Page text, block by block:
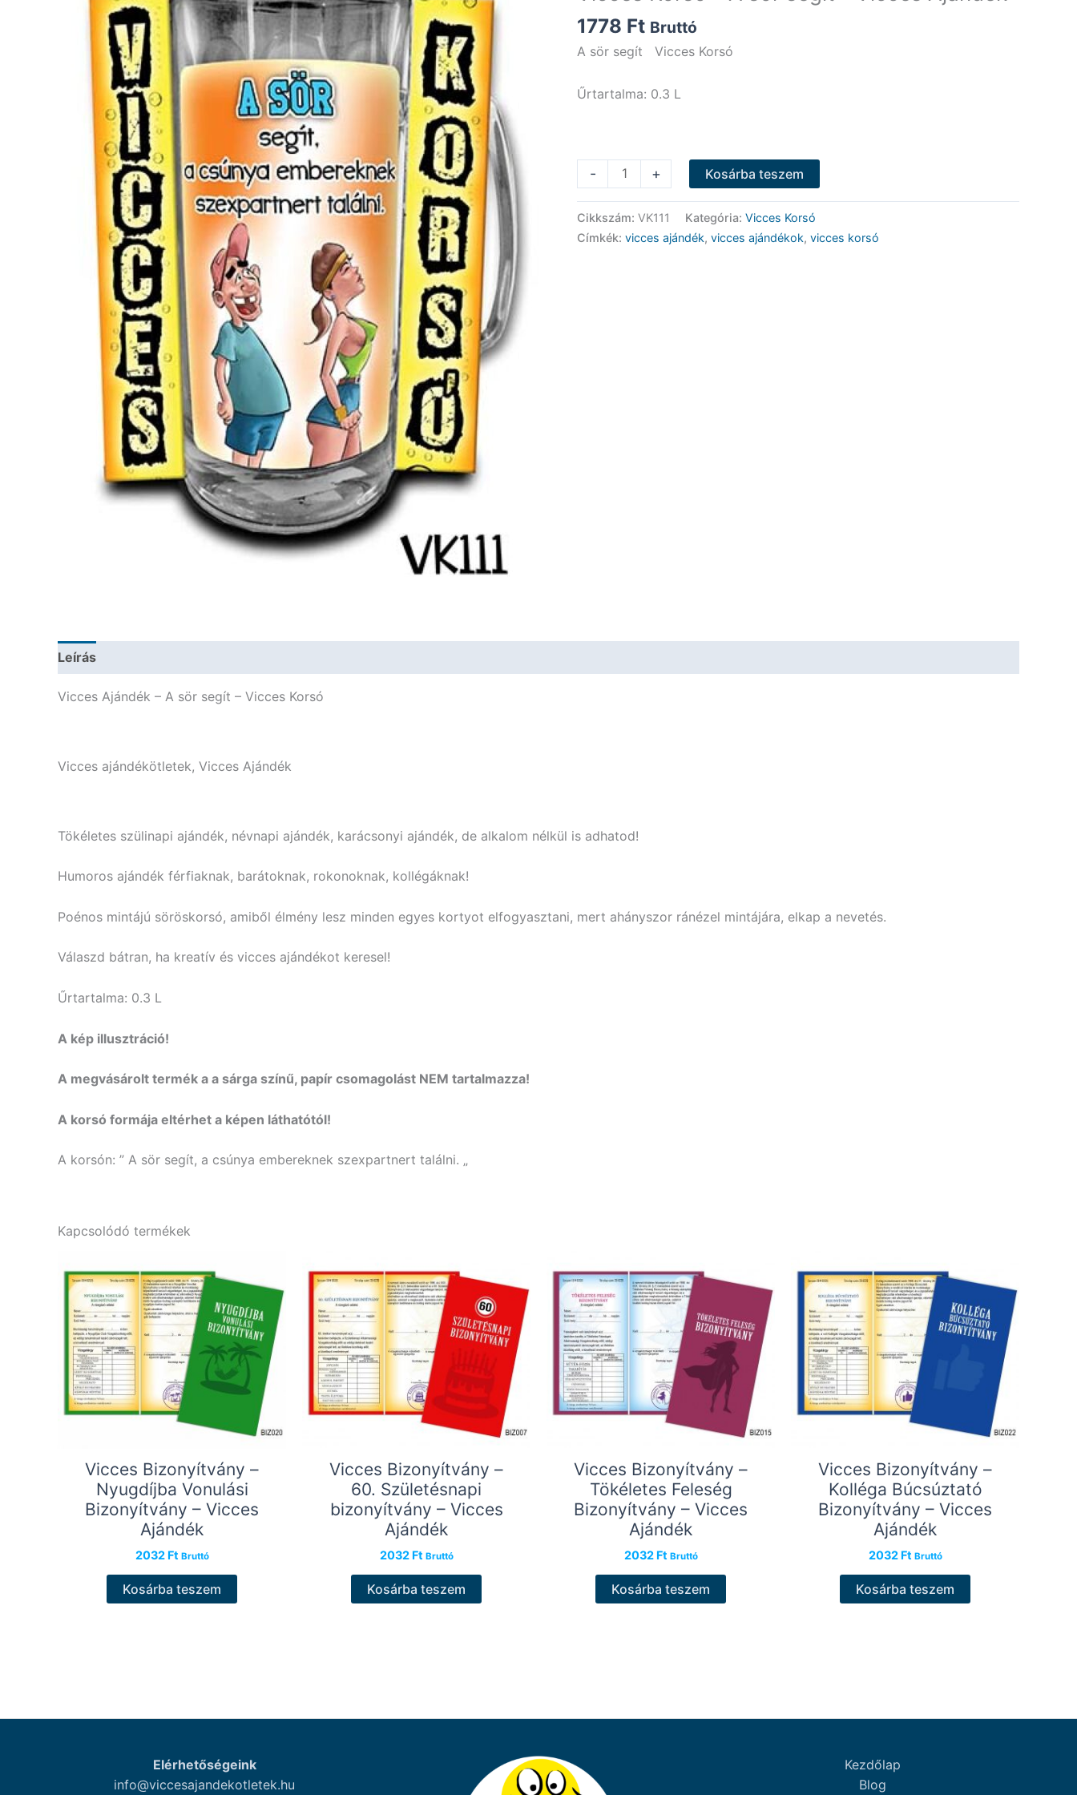
1778 Ft Bruttó
A sör segít Vicces Korsó
Űrtartalma: 0.3 L
-
Korsó
+ Kosárba teszem
Cikkszám: VK111 Kategória: Vicces Korsó
Címkék: vicces ajándék, vicces ajándékok, vicces korsó
Leírás
Vicces Ajándék – A sör segít – Vicces Korsó
Vicces ajándékötletek, Vicces Ajándék
Tökéletes szülinapi ajándék, névnapi ajándék, karácsonyi ajándék, de alkalom nélkül is adhatod!
Humoros ajándék férfiaknak, barátoknak, rokonoknak, kollégáknak!
Poénos mintájú söröskorsó, amiből élmény lesz minden egyes kortyot elfogyasztani, mert ahányszor ránézel mintájára, elkap a nevetés.
Válaszd bátran, ha kreatív és vicces ajándékot keresel!
Űrtartalma: 0.3 L
A kép illusztráció!
A megvásárolt termék a a sárga színű, papír csomagolást NEM tartalmazza!
A korsó formája eltérhet a képen láthatótól!
A korsón: ” A sör segít, a csúnya embereknek szexpartnert találni. „
Kapcsolódó termékek
Vicces Bizonyítvány –
Nyugdíjba Vonulási
Bizonyítvány – Vicces
Ajándék
2032 Ft Bruttó
Kosárba teszem
Vicces Bizonyítvány –
60. Születésnapi
bizonyítvány – Vicces
Ajándék
2032 Ft Bruttó
Kosárba teszem
Vicces Bizonyítvány –
Tökéletes Feleség
Bizonyítvány – Vicces
Ajándék
2032 Ft Bruttó
Kosárba teszem
Vicces Bizonyítvány –
Kolléga Búcsúztató
Bizonyítvány – Vicces
Ajándék
2032 Ft Bruttó
Kosárba teszem
Elérhetőségeink
info@viccesajandekotletek.hu
Kezdőlap
Blog